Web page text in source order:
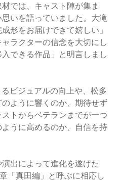
では、キャスト陣が集ま
いを語っていました。大滝
形をお届けできて嬉しい」
ラクターの信念を大切にし
できる作品」と明言しまし
ビジュアルの向上や、松多
ように響くのか、期待せず
トからベテランまでが一つ
うに高めるのか、自信を持
出によって進化を遂げた
「真田編」と呼ぶに相応し